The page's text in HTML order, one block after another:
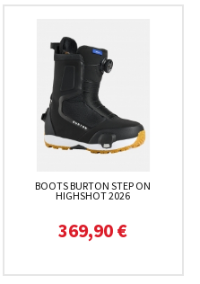
BOOTS BURTON STEP ON
HIGHSHOT 2026
369,90 €